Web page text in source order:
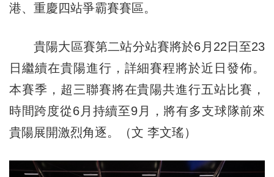
港、重慶四站爭霸賽賽區。
貴陽大區賽第二站分站賽將於6月22日至23
日繼續在貴陽進行，詳細賽程將於近日發佈。
本賽季，超三聯賽將在貴陽共進行五站比賽，
時間跨度從6月持續至9月，將有多支球隊前來
貴陽展開激烈角逐。（文 李文瑤）